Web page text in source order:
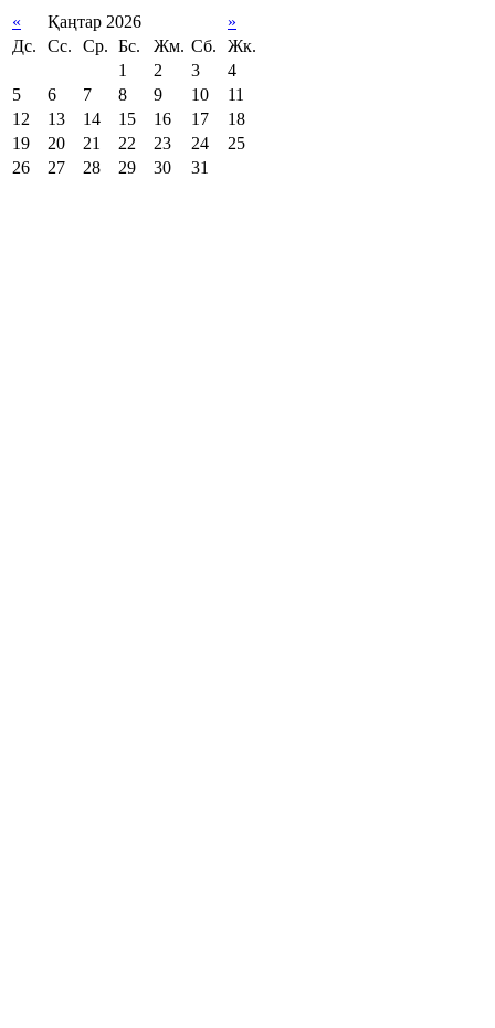
« Қаңтар 2026
»
Дс.
Сс. Ср. Бс. Жм. Сб.
Жк.
1
2 3
4
5
6 7 8 9 10
11
12
13 14 15 16 17
18
19
20 21 22 23 24
25
26
27 28 29 30 31